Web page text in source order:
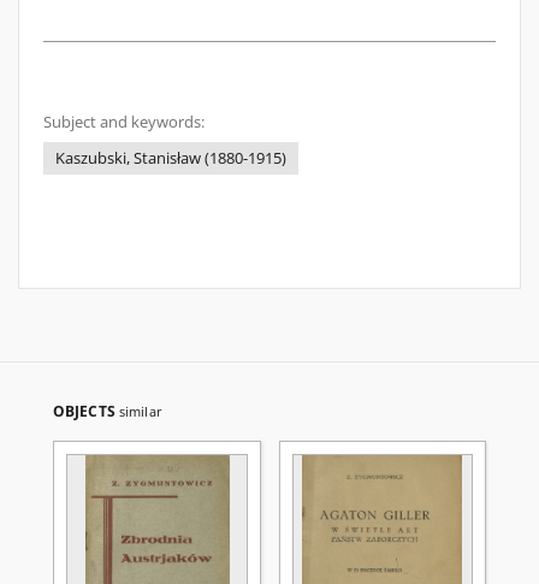
Subject and keywords:
Kaszubski, Stanisław (1880-1915)
OBJECTS similar